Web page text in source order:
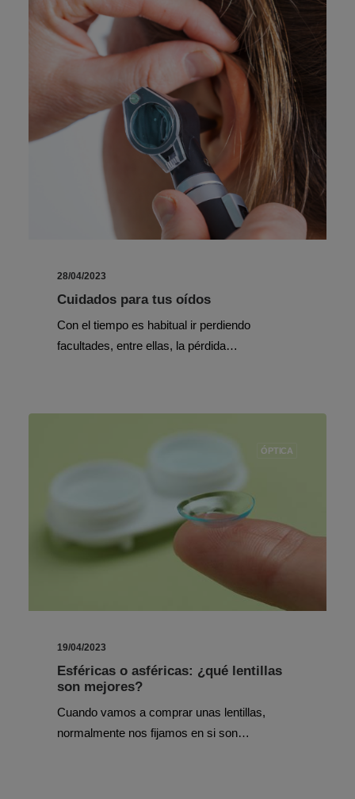
28/04/2023
Cuidados para tus oídos
Con el tiempo es habitual ir perdiendo
facultades, entre ellas, la pérdida…
ÓPTICA
19/04/2023
Esféricas o asféricas: ¿qué lentillas
son mejores?
Cuando vamos a comprar unas lentillas,
normalmente nos fijamos en si son…